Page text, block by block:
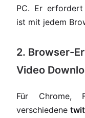
PC. Er
ist mit jedem
2. Browser-
Video
Für Chrome,
verschiedene